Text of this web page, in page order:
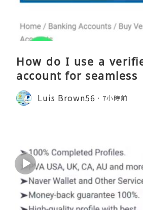
How do I use a
account for seamless
Luis Brown56 7小時前